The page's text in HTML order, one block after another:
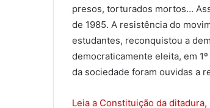
presos, torturados mortos…
de 1985. A resistência do
estudantes, reconquistou a
democraticamente eleita, em
da sociedade foram ouvidas a
Leia a Constituição da ditadura,